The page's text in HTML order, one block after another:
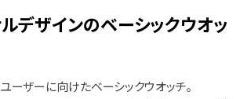
ルデザインのベーシックウオッ
ーザーに向けたベーシックウオッチ。